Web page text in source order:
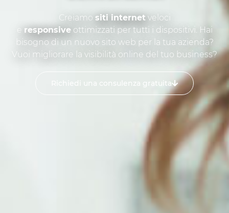
Creiamo siti internet veloci
e responsiveottimizzati per tutti i dispositivi. Hai
bisogno di un nuovo sito web per la tua azienda?
Vuoi migliorare la visibilità online del tuo business?
Richiedi una consulenza gratuita